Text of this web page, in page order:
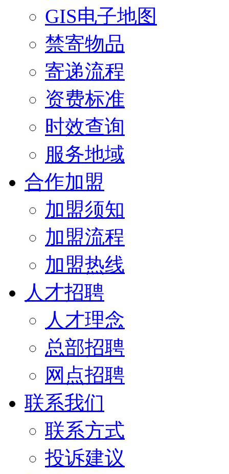
GIS电子地图
禁寄物品
寄递流程
资费标准
时效查询
服务地域
合作加盟
加盟须知
加盟流程
加盟热线
人才招聘
人才理念
总部招聘
网点招聘
联系我们
联系方式
投诉建议